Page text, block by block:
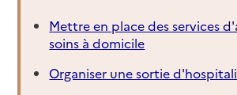
Mettre en place des services
soins à domicile
Organiser une sortie